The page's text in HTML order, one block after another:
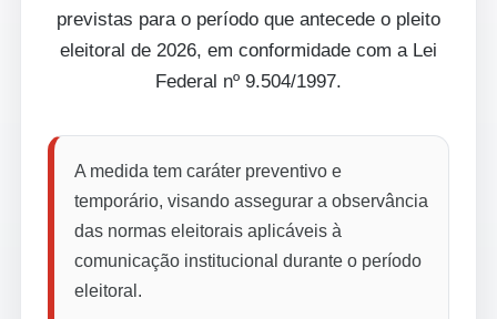
previstas para o período que antecede o pleito
eleitoral de 2026, em conformidade com a Lei
Federal nº 9.504/1997.
A medida tem caráter preventivo e
temporário, visando assegurar a observância
das normas eleitorais aplicáveis à
comunicação institucional durante o período
eleitoral.